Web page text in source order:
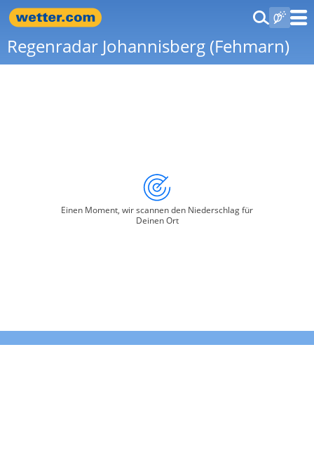
Regenradar Johannisberg (Fehmarn)
Einen Moment, wir scannen den Niederschlag für
Deinen Ort